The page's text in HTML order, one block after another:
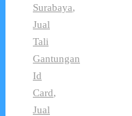
Surabaya,
Jual
Tali
Gantungan
Id
Card,
Jual